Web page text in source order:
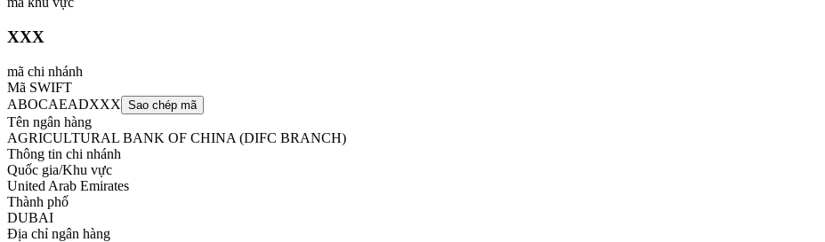
XXX
mã chi nhánh
Mã SWIFT
ABOCAEADXXX Sao chép mã
Tên ngân hàng
AGRICULTURAL BANK OF CHINA (DIFC BRANCH)
Thông tin chi nhánh
Quốc gia/Khu vực
United Arab Emirates
Thành phố
DUBAI
Địa chỉ ngân hàng